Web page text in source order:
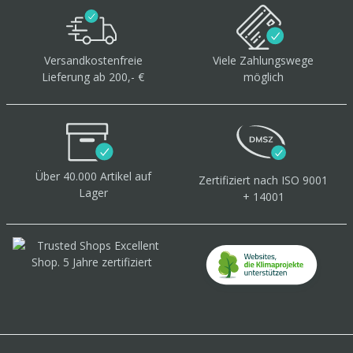
Versandkostenfreie
Lieferung ab 200,- €
Viele Zahlungswege
möglich
Über 40.000 Artikel auf
Lager
Zertifiziert nach ISO 9001
+ 14001